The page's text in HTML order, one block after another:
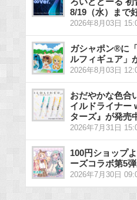
8/19（水）まで
2026年8月03日
ガシャポン®に
ルフィギュア」
2026年8月03日
おだやかな色合
イルドライナー
ターズ』が発売
2026年7月31日
100円ショップ
ーズコラボ第5
2026年7月30日